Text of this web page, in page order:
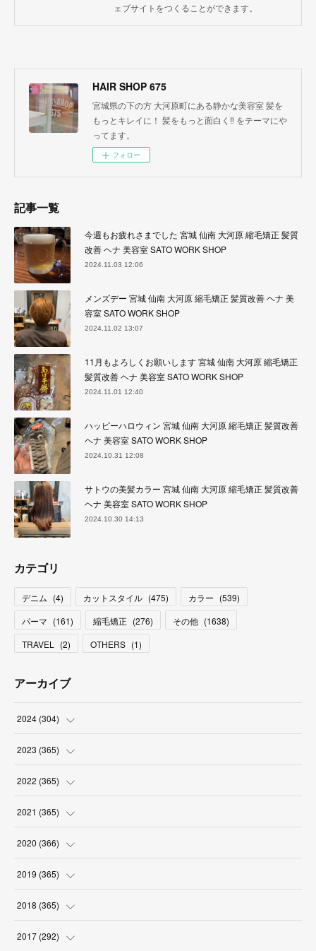
ェブサイトをつくることができます。
HAIR SHOP 675
宮城県の下の方 大河原町にある静かな美容室 髪を
もっとキレイに！ 髪をもっと面白く‼︎ をテーマにや
ってます。
フォロー
記事一覧
今週もお疲れさまでした 宮城 仙南 大河原 縮毛矯正 髪質
改善 ヘナ 美容室 SATO WORK SHOP
2024.11.03 12:06
メンズデー 宮城 仙南 大河原 縮毛矯正 髪質改善 ヘナ 美
容室 SATO WORK SHOP
2024.11.02 13:07
11月もよろしくお願いします 宮城 仙南 大河原 縮毛矯正
髪質改善 ヘナ 美容室 SATO WORK SHOP
2024.11.01 12:40
ハッピーハロウィン 宮城 仙南 大河原 縮毛矯正 髪質改善
ヘナ 美容室 SATO WORK SHOP
2024.10.31 12:08
サトウの美髪カラー 宮城 仙南 大河原 縮毛矯正 髪質改善
ヘナ 美容室 SATO WORK SHOP
2024.10.30 14:13
カテゴリ
デニム (4) カットスタイル (475) カラー (539)
パーマ (161) 縮毛矯正 (276) その他 (1638)
TRAVEL
(2) OTHERS (1)
アーカイブ
2024 (304)
(3)
(31
(30
(31
2023 (365)
(31
(30
(31
(30
2022 (365)
(31
(30
(31
(30
2021 (365)
(31
(30
(31
(30
2020 (366)
(31
(30
(31
2019 (365)
(31
(30
2018 (365)
(31
2017 (292)